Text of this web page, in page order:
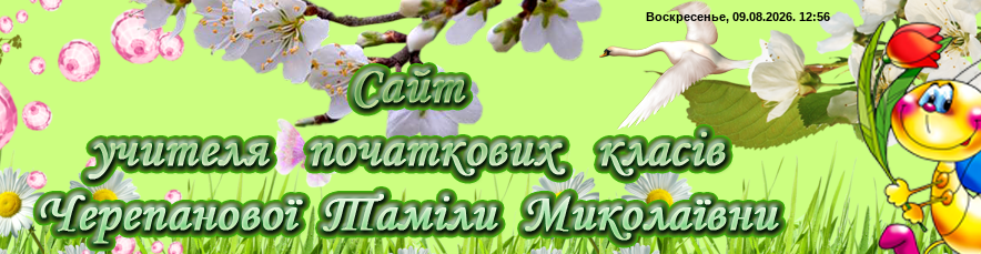
Воскресенье, 09.08.2026. 12:56